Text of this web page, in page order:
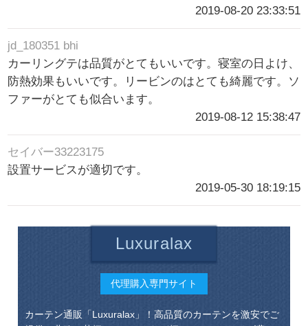
2019-08-20 23:33:51
jd_180351 bhi
カーリングテは品質がとてもいいです。寝室の日よけ、
防熱効果もいいです。リービンのはとても綺麗です。ソ
ファーがとても似合います。
2019-08-12 15:38:47
セイバー33223175
設置サービスが適切です。
2019-05-30 18:19:15
Luxuralax
代理購入専門サイト
カーテン通販「Luxuralax」！高品質のカーテンを激安でご